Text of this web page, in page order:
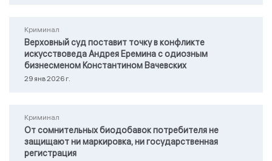
Криминал
Верховный суд поставит точку в конфликте
искусствоведа Андрея Еремина с одиозным
бизнесменом Константином Вачевских
29 янв 2026 г.
Криминал
От сомнительных биодобавок потребителя не
защищают ни маркировка, ни государственная
регистрация